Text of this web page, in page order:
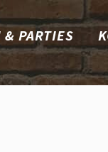
PARTIES